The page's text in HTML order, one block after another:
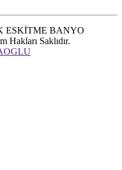
ESKİTME BANYO
Saklıdır.